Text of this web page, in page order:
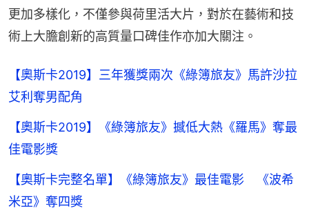
更加多樣化，不僅參與荷里活大片，對於在藝術和技
術上大膽創新的高質量口碑佳作亦加大關注。
【奧斯卡2019】三年獲獎兩次《綠簿旅友》馬許沙拉
艾利奪男配角
【奧斯卡2019】《綠簿旅友》撼低大熱《羅馬》奪最
佳電影獎
【奧斯卡完整名單】《綠簿旅友》最佳電影 《波希
米亞》奪四獎